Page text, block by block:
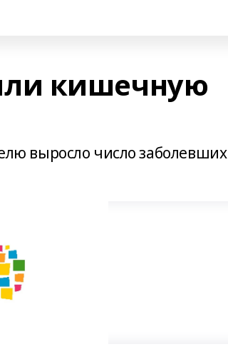
кишечную
выросло число заболевших